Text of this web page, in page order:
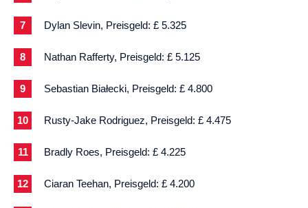
Dylan Slevin, Preisgeld: £ 5.325
Nathan Rafferty, Preisgeld: £ 5.125
Sebastian Białecki, Preisgeld: £ 4.800
Rusty-Jake Rodriguez, Preisgeld: £ 4.475
Bradly Roes, Preisgeld: £ 4.225
Ciaran Teehan, Preisgeld: £ 4.200